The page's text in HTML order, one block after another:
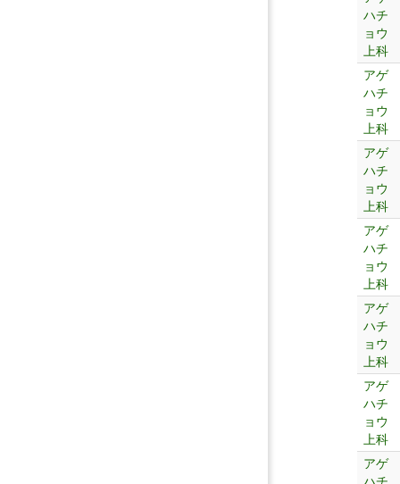
ハチ
ョウ
上科
アゲ
ハチ
ョウ
上科
アゲ
ハチ
ョウ
上科
アゲ
ハチ
ョウ
上科
アゲ
ハチ
ョウ
上科
アゲ
ハチ
ョウ
上科
アゲ